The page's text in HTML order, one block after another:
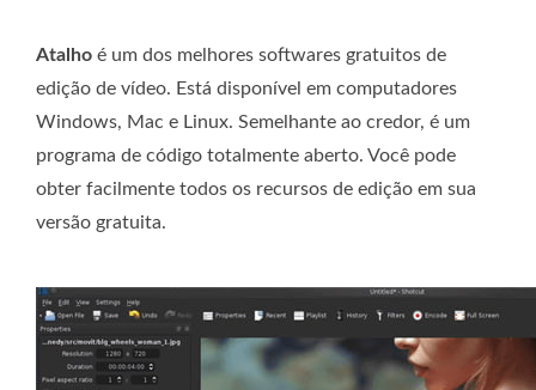
Atalho é um dos melhores softwares gratuitos de
edição de vídeo. Está disponível em computadores
Windows, Mac e Linux. Semelhante ao credor, é um
programa de código totalmente aberto. Você pode
obter facilmente todos os recursos de edição em sua
versão gratuita.